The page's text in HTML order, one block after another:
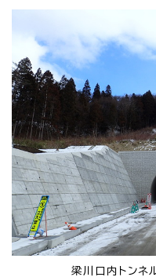
梁川口内トンネ